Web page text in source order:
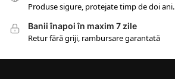
Produse sigure, protejate timp de doi ani.
Banii înapoi în maxim 7 zile
Retur fără griji, rambursare garantată